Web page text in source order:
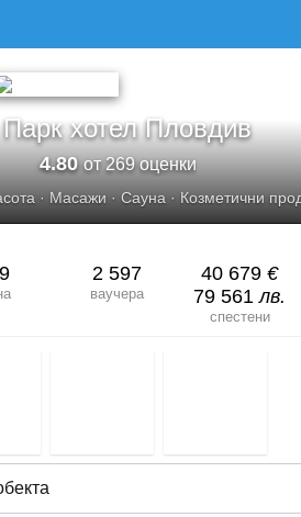
хотел Пловдив
4.80от 269 оценки
· Масажи · Сауна · Козметични
2 597
ваучера
40 679 €
79 561лв.
спестени